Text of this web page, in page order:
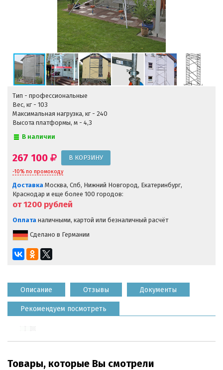
Тип - профессиональные
Вес, кг - 103
Максимальная нагрузка, кг - 240
Высота платформы, м - 4,3
В наличии
267 100
-10% по промокоду
Доставка Москва, Спб, Нижний Новгород, Екатеринбург,
Краснодар и еще более 100 городов:
от 1200 рублей
Оплата наличными, картой или безналичный расчёт
Сделано в Германии
Описание Отзывы Документы
Рекомендуем посмотреть
Товары, которые Вы смотрели